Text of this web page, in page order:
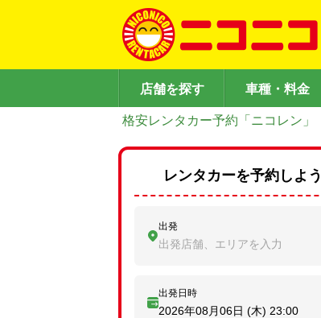
店舗を探す 車種・料金
格安レンタカー予約「ニコレン」
レンタカーを予約しよう
出発
出発店舗、エリアを入力
出発日時
2026年08月06日 (木) 23:00